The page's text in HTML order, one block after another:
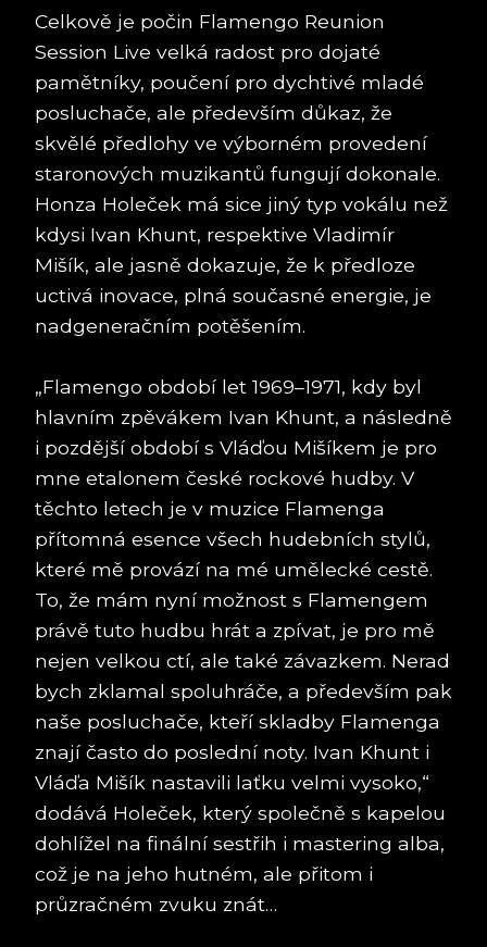
Celkově je počin Flamengo Reunion
Session Live velká radost pro dojaté
pamětníky, poučení pro dychtivé mladé
posluchače, ale především důkaz, že
skvělé předlohy ve výborném provedení
staronových muzikantů fungují dokonale.
Honza Holeček má sice jiný typ vokálu než
kdysi Ivan Khunt, respektive Vladimír
Mišík, ale jasně dokazuje, že k předloze
uctivá inovace, plná současné energie, je
nadgeneračním potěšením.
„Flamengo období let 1969–1971, kdy byl
hlavním zpěvákem Ivan Khunt, a následně
i pozdější období s Vláďou Mišíkem je pro
mne etalonem české rockové hudby. V
těchto letech je v muzice Flamenga
přítomná esence všech hudebních stylů,
které mě provází na mé umělecké cestě.
To, že mám nyní možnost s Flamengem
právě tuto hudbu hrát a zpívat, je pro mě
nejen velkou ctí, ale také závazkem. Nerad
bych zklamal spoluhráče, a především pak
naše posluchače, kteří skladby Flamenga
znají často do poslední noty. Ivan Khunt i
Vláďa Mišík nastavili laťku velmi vysoko,“
dodává Holeček, který společně s kapelou
dohlížel na finální sestřih i mastering alba,
což je na jeho hutném, ale přitom i
průzračném zvuku znát…